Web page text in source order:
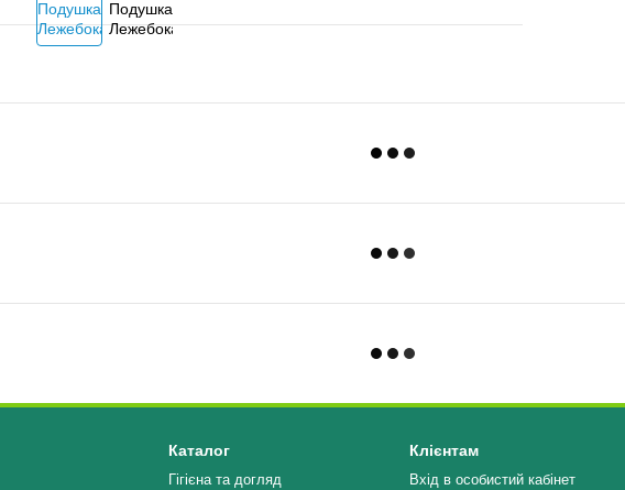
Каталог
Гігієна та догляд
Клієнтам
Вхід в особистий кабінет